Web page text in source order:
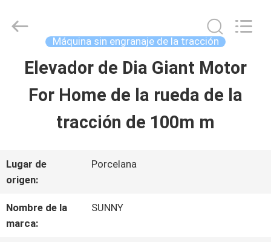
HOGAR
PRODUCTOS
VÍDEOS
SOBRE
NOSOTROS
SHANGHAI
Máquina sin engranaje de la tracción
Elevador de Dia Giant Motor
For Home de la rueda de la
tracción de 100m m
Lugar de
origen:
Porcelana
Nombre de la
marca:
SUNNY